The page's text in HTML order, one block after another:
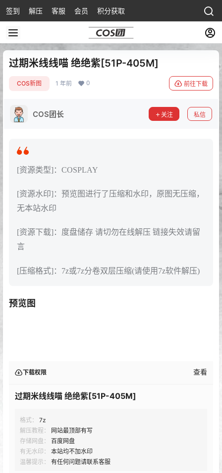
签到 解压 客服 会员 积分获取
过期米线线喵 绝绝紫[51P-405M]
COS新图 1 年前 0 前往下载
COS团长 关注 私信
[资源类型]：COSPLAY
[资源水印]：预览图进行了压缩和水印，原图无压缩，
无本站水印
[资源下载]：度盘储存 请切勿在线解压 链接失效请留
言
[压缩格式]：7z或7z分卷双层压缩(请使用7z软件解压)
预览图
下载权限 查看
过期米线线喵 绝绝紫[51P-405M]
格式：
7z
解压教程：
网站最顶部有写
存储网盘：
百度网盘
有无水印：
本站均不加水印
温馨提示：
有任何问题请联系客服